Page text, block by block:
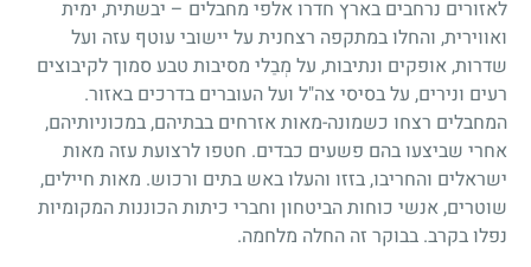
לאזורים נרחבים בארץ חדרו אלפי מחבלים – יבשתית, ימית
ואווירית, והחלו במתקפה רצחנית על יישובי עוטף עזה ועל
שדרות, אופקים ונתיבות, על מְבַלי מסיבות טבע סמוך לקיבוצים
רעים ונירים, על בסיסי צה"ל ועל העוברים בדרכים באזור.
המחבלים רצחו כשמונה-מאות אזרחים בבתיהם, במכוניותיהם,
אחרי שביצעו בהם פשעים כבדים. חטפו לרצועת עזה מאות
ישראלים והחריבו, בזזו והעלו באש בתים ורכוש. מאות חיילים,
שוטרים, אנשי כוחות הביטחון וחברי כיתות הכוננות המקומיות
נפלו בקרב. בבוקר זה החלה מלחמה.